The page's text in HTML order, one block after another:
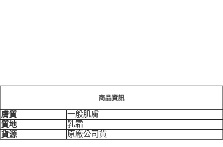
商品資訊
膚質
一般肌膚
質地
乳霜
貨源
原廠公司貨